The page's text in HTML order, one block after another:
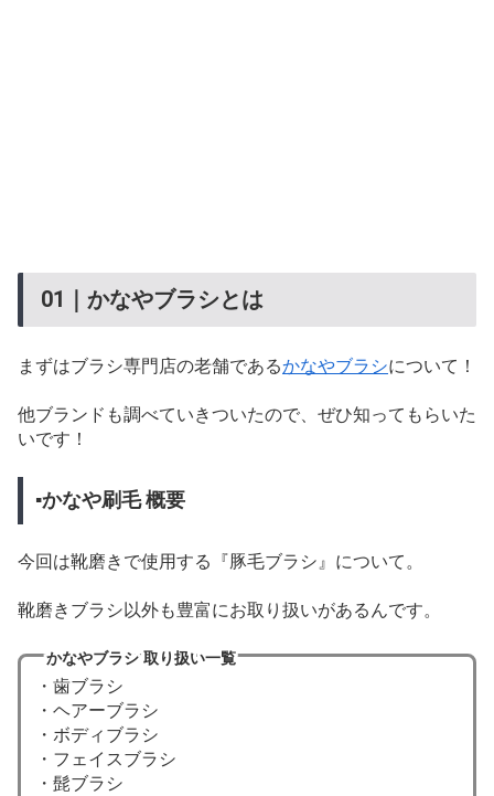
01｜かなやブラシとは
まずはブラシ専門店の老舗であるかなやブラシについて！
他ブランドも調べていきついたので、ぜひ知ってもらいた
いです！
▪かなや刷毛 概要
今回は靴磨きで使用する『豚毛ブラシ』について。
靴磨きブラシ以外も豊富にお取り扱いがあるんです。
かなやブラシ 取り扱い一覧
・歯ブラシ
・ヘアーブラシ
・ボディブラシ
・フェイスブラシ
・髭ブラシ